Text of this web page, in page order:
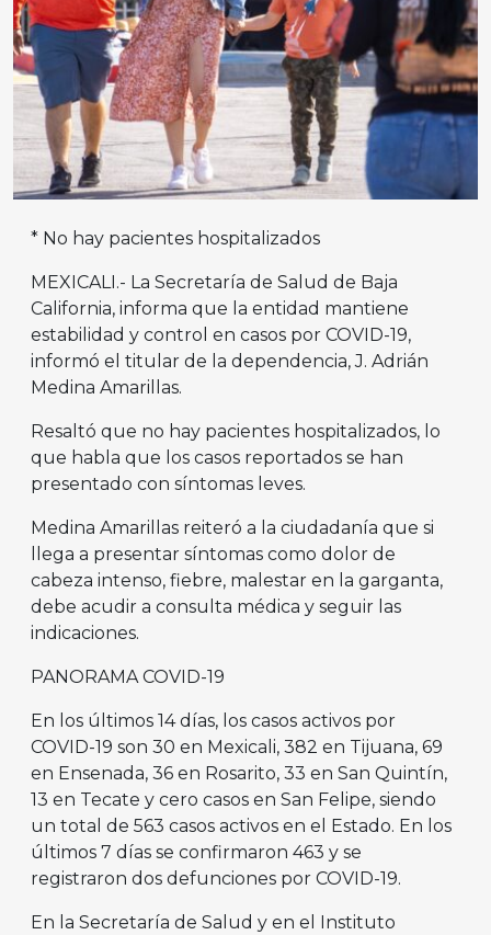
* No hay pacientes hospitalizados
MEXICALI.- La Secretaría de Salud de Baja
California, informa que la entidad mantiene
estabilidad y control en casos por COVID-19,
informó el titular de la dependencia, J. Adrián
Medina Amarillas.
Resaltó que no hay pacientes hospitalizados, lo
que habla que los casos reportados se han
presentado con síntomas leves.
Medina Amarillas reiteró a la ciudadanía que si
llega a presentar síntomas como dolor de
cabeza intenso, fiebre, malestar en la garganta,
debe acudir a consulta médica y seguir las
indicaciones.
PANORAMA COVID-19
En los últimos 14 días, los casos activos por
COVID-19 son 30 en Mexicali, 382 en Tijuana, 69
en Ensenada, 36 en Rosarito, 33 en San Quintín,
13 en Tecate y cero casos en San Felipe, siendo
un total de 563 casos activos en el Estado. En los
últimos 7 días se confirmaron 463 y se
registraron dos defunciones por COVID-19.
En la Secretaría de Salud y en el Instituto